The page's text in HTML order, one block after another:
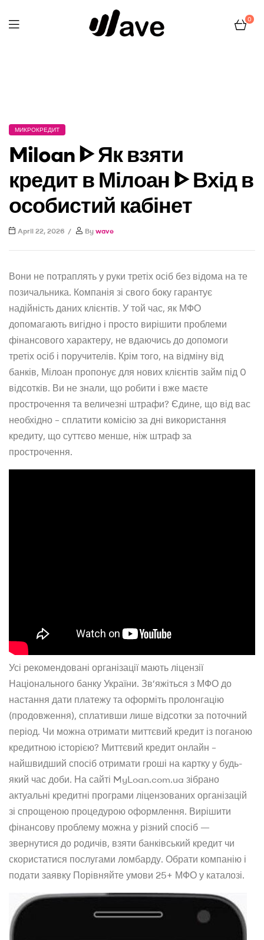
0
МИКРОКРЕДИТ
Miloan ᐈ Як взяти
кредит в Мілоан ᐈ Вхід в
особистий кабінет
April 22, 2026 By wave
Вони не потраплять у руки третіх осіб без відома на те
позичальника. Компанія зі свого боку гарантує
надійність даних клієнтів. У той час, як МФО
допомагають вигідно і просто вирішити проблеми
фінансового характеру, не вдаючись до допомоги
третіх осіб і поручителів. Крім того, на відміну від
банків, Мілоан пропонує для нових клієнтів займ під 0
відсотків. Ви не знали, що робити і вже маєте
прострочення та величезні штрафи? Єдине, що від вас
необхідно – сплатити комісію за дні використання
кредиту, що суттєво менше, ніж штраф за
прострочення.
Усі рекомендовані організації мають ліцензії
Національного банку України. Зв’яжіться з МФО до
настання дати платежу та оформіть пролонгацію
(продовження), сплативши лише відсотки за поточний
період. Чи можна отримати миттєвий кредит із поганою
кредитною історією? Миттєвий кредит онлайн –
найшвидший спосіб отримати гроші на картку у будь-
який час доби. На сайті MyLoan.com.ua зібрано
актуальні кредитні програми ліцензованих організацій
зі спрощеною процедурою оформлення. Вирішити
фінансову проблему можна у різний спосіб —
звернутися до родичів, взяти банківський кредит чи
скористатися послугами ломбарду. Обрати компанію і
подати заявку Порівняйте умови 25+ МФО у каталозі.